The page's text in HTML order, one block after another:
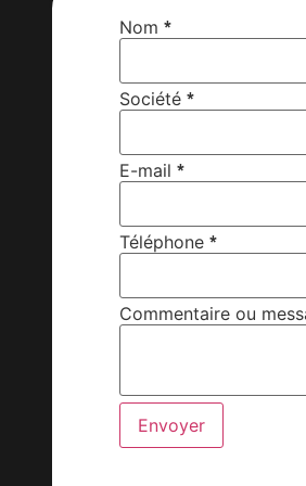
Nom*
* *
Téléphone
Société*
E-mail*
Téléphone*
Commentaire ou
Envoyer